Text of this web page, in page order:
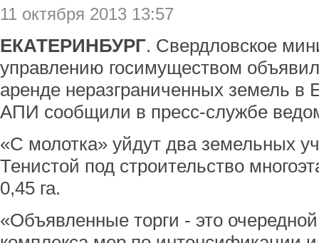
11 октября 2013 13:57
ЕКАТЕРИНБУРГ. Свердловское
управлению госимуществом
аренде неразграниченных земель в
АПИ сообщили в пресс-службе
«С молотка» уйдут два земельных
Тенистой под строительство
0,45 га.
«Объявленные торги - это